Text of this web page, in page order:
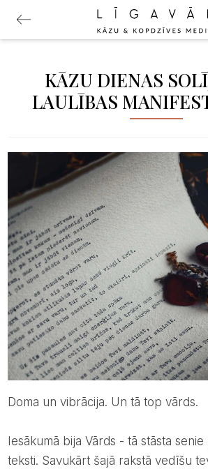
KĀZU DIENAS
LAULĪBAS
Doma un vibrācija. Un tā top vārds.
teksti. Savukārt šajā rakstā vedīšu